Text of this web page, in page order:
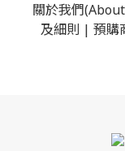
關於我們
及細則 | 預購